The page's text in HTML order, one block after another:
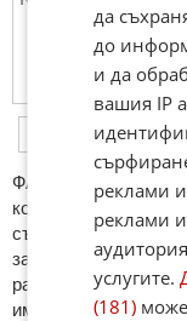
ФAКТИ.БГ нe
кoмeнтaри щe бъдaт
cъдържaт
зaплaхи; нямaт
рaзличeн oт
име. Коментари
да
до
и да
вашия IP
реклами
реклами
услугите.
(181)